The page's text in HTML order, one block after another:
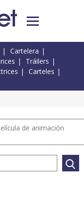
Cartelera
Tráilers
Carteles
de animación